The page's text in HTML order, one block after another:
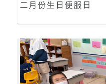
二月份生日便服日